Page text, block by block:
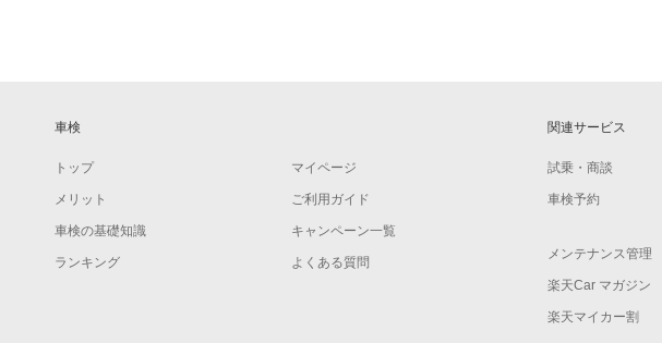
車検
トップ マイページ
メリット ご利用ガイド
車検の基礎知識 キャンペーン一覧
ランキング よくある質問
関連サービス
試乗・商談
車検予約
メンテナンス管理
楽天Car マガジン
楽天マイカー割